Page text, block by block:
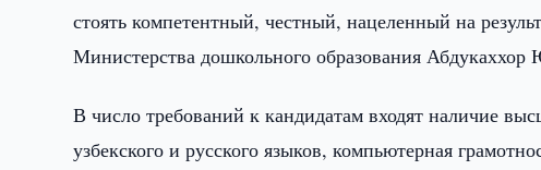
стоять компетентный, честный, нацеленный на
Министерства дошкольного образования Абдукаххор
В число требований к кандидатам входят наличие
узбекского и русского языков, компьютерная